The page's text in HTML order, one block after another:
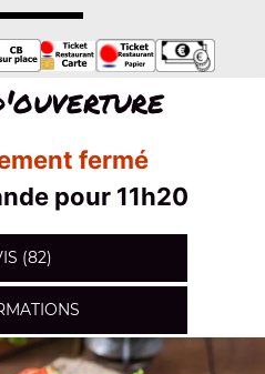
fermé
pour 11h20
(82)